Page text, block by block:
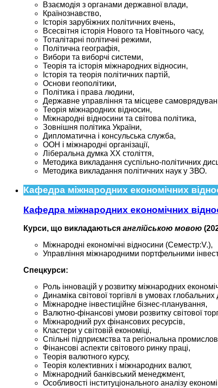
Взаємодія з органами державної влади,
Країнознавство,
Історія зарубіжних політичних вчень,
Всесвітня історія Нового та Новітнього часу,
Тоталітарні політичні режими,
Політична географія,
Вибори та виборчі системи,
Теорія та історія міжнародних відносин,
Історія та теорія політичних партій,
Основи геополітики,
Політика і права людини,
Державне управління та місцеве
Теорія міжнародних відносин,
Міжнародні відносини та світова політика,
Зовнішня політика України,
Дипломатична і консульська служба,
ООН і міжнародні організації,
Ліберальна думка ХХ століття,
Методика викладання суспільно-політичних
Методика викладання політичних наук у ЗВО.
Кафедра міжнародних економічних
Кафедра міжнародних економічних
Курси, що викладаються англійською мовою
Міжнародні економічні відносини (Семестр:V.),
Управління міжнародними портфельними
Спецкурси:
Роль інновацій у розвитку міжнародних
Динаміка світової торгівлі в умовах глобальних
Міжнародне інвестиційне бізнес-планування,
Валютно-фінансові умови розвитку світової
Міжнародний рух фінансових ресурсів,
Кластери у світовій економіці,
Спільні підприємства та регіональна
Фінансові аспекти світового ринку праці,
Теорія валютного курсу,
Теорія колективних і міжнародних валют,
Міжнародний банківський менеджмент,
Особливості інституціонального аналізу